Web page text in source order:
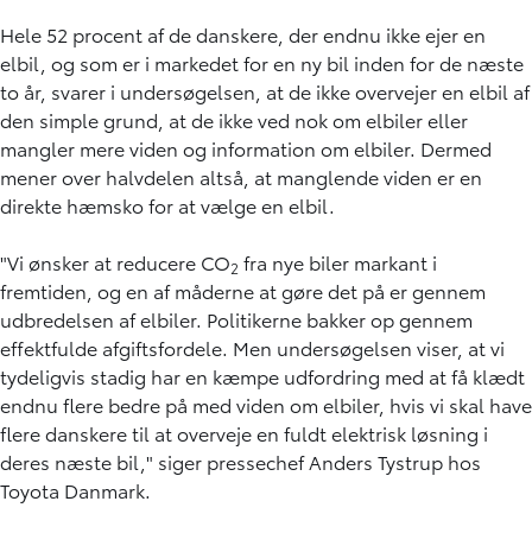
Hele 52 procent af de danskere, der endnu ikke ejer en
elbil, og som er i markedet for en ny bil inden for de næste
to år, svarer i undersøgelsen, at de ikke overvejer en elbil af
den simple grund, at de ikke ved nok om elbiler eller
mangler mere viden og information om elbiler. Dermed
mener over halvdelen altså, at manglende viden er en
direkte hæmsko for at vælge en elbil.
"Vi ønsker at reducere CO2 fra nye biler markant i
fremtiden, og en af måderne at gøre det på er gennem
udbredelsen af elbiler. Politikerne bakker op gennem
effektfulde afgiftsfordele. Men undersøgelsen viser, at vi
tydeligvis stadig har en kæmpe udfordring med at få klædt
endnu flere bedre på med viden om elbiler, hvis vi skal have
flere danskere til at overveje en fuldt elektrisk løsning i
deres næste bil," siger pressechef Anders Tystrup hos
Toyota Danmark.